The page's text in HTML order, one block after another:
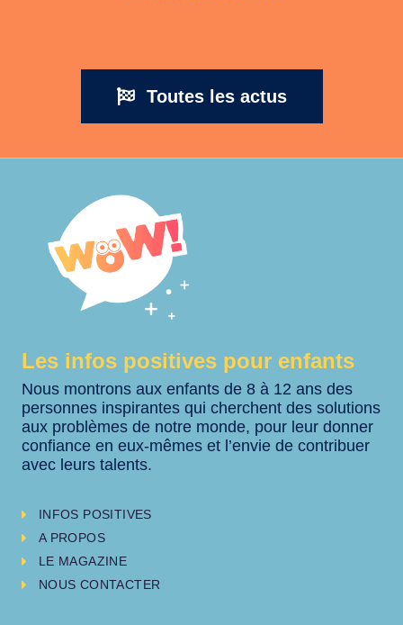
Toutes les actus
Les infos positives pour enfants
Nous montrons aux enfants de 8 à 12 ans des
personnes inspirantes qui cherchent des solutions
aux problèmes de notre monde, pour leur donner
confiance en eux-mêmes et l’envie de contribuer
avec leurs talents.
INFOS POSITIVES
A PROPOS
LE MAGAZINE
NOUS CONTACTER